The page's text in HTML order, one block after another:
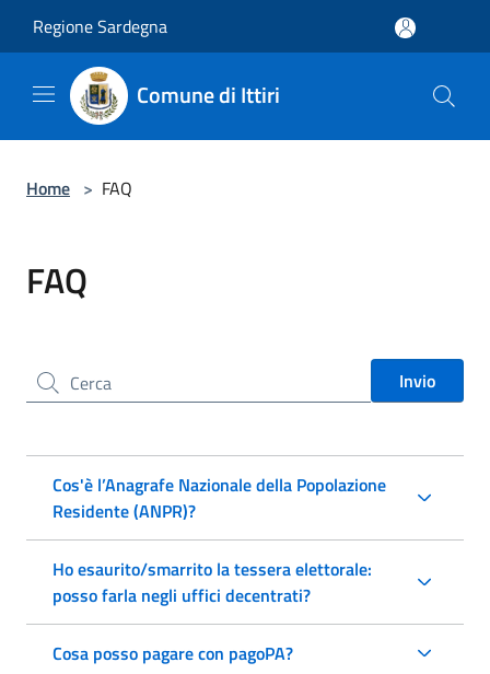
Regione Sardegna
Comune di Ittiri
Home > FAQ
FAQ
Cerca nel sito Invio
Cos'è l’Anagrafe Nazionale della Popolazione
Residente (ANPR)?
Ho esaurito/smarrito la tessera elettorale:
posso farla negli uffici decentrati?
Cosa posso pagare con pagoPA?